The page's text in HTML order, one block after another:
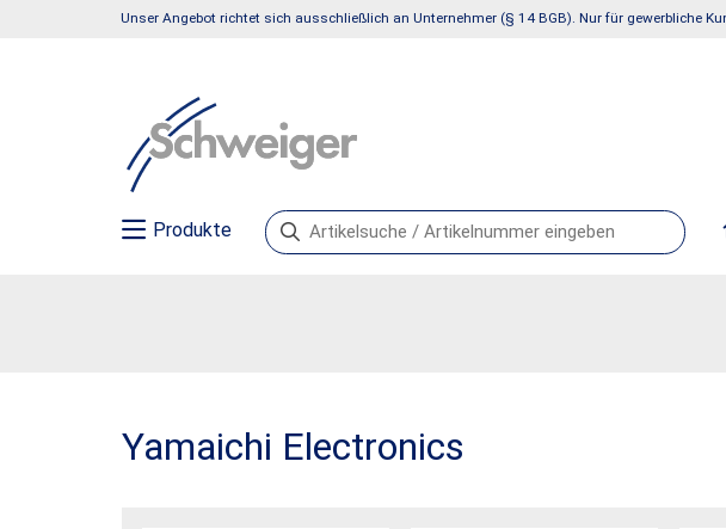
Yamaichi Electronics
Unser Angebot richtet sich ausschließlich an Unternehmer (§ 14 BGB). Nur für gewerbliche
Produkte